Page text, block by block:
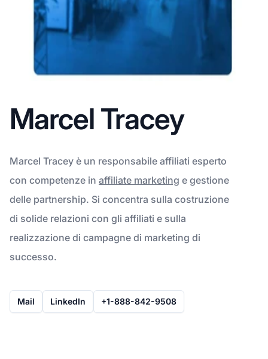
Marcel Tracey
Marcel Tracey è un responsabile affiliati esperto
con competenze in affiliate marketing e gestione
delle partnership. Si concentra sulla costruzione
di solide relazioni con gli affiliati e sulla
realizzazione di campagne di marketing di
successo.
Mail LinkedIn +1-888-842-9508